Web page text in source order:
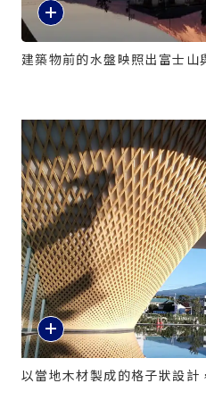
建築物前的水盤映照出富士山
以當地木材製成的格子狀設計